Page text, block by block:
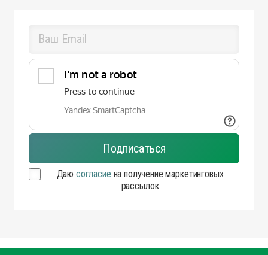
Даю согласие на получение маркетинговых
рассылок